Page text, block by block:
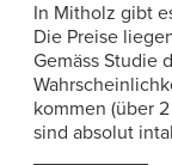
In Mitholz gibt
Die Preise
Gemäss Studie
kommen (über
sind absolut